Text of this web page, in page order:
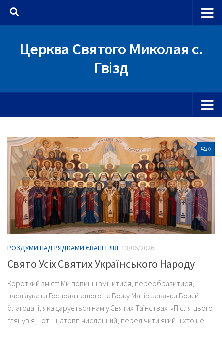
Skip to content
Церква Святого Миколая с.
Гвізд
0
РОЗДУМИ НАД РЯДКАМИ ЄВАНГЕЛІЯ 13/06/2026
Свято Усіх Святих Українського Народу
Короткий зміст: Ми повинні змінитися, переобразитися,
наслідувати Господа нашого та Божу Матір завдяки Божій
благодаті, яка дарується нам у Святих Таїнствах. «Після цього
глянув я, і от – натовп численний, перелічити який ніхто не...